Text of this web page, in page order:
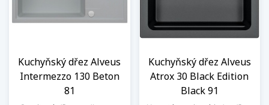
Kuchyňský dřez Alveus
Intermezzo 130 Beton
81
Kuchyňský dřez Alveus
Atrox 30 Black Edition
Black 91